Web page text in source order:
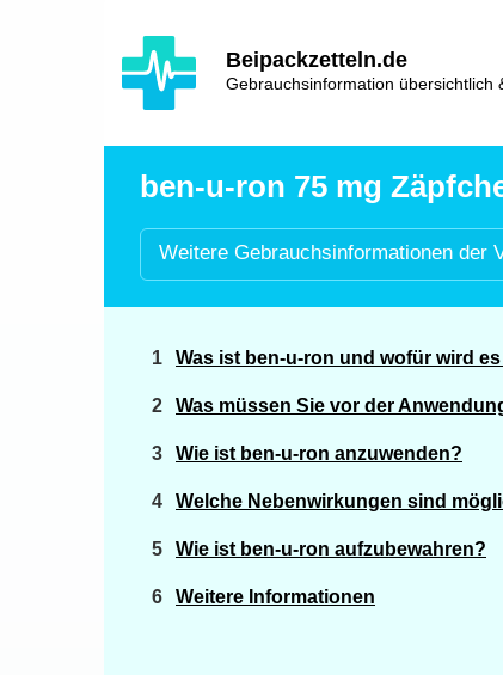
Beipackzetteln.de
Gebrauchsinformation übersichtlich
Hlavní
navigace
ben-u-ron 75 mg
Weitere Gebrauchsinformationen der
Was ist ben-u-ron und wofür wird
Was müssen Sie vor der
Wie ist ben-u-ron anzuwenden?
Welche Nebenwirkungen sind
Wie ist ben-u-ron aufzubewahren?
Weitere Informationen